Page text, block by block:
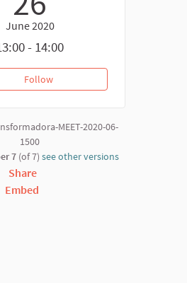
June 2020
- 14:00
FollowConvergence Occitania:
MEET-2020-06-
1500
7 (of 7) see other versions
Share
Embed